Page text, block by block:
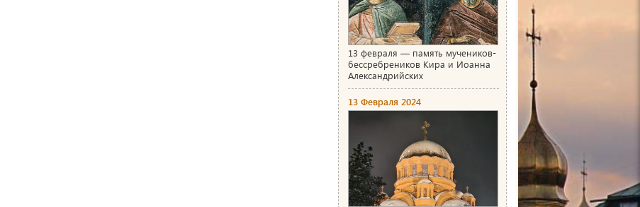
13 февраля — память мучеников-
бессребреников Кира и Иоанна
Александрийских
13 Февраля 2024